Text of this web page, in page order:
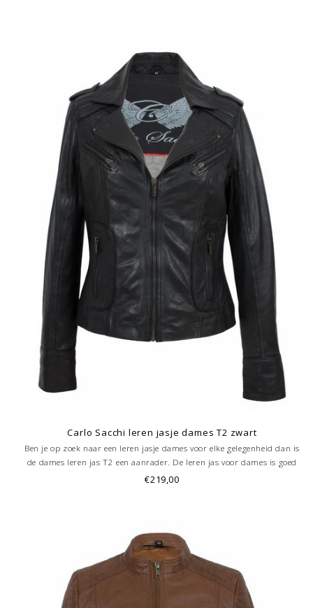
Carlo Sacchi leren jasje dames T2 zwart
Ben je op zoek naar een leren jasje dames voor elke gelegenheid dan is
de dames leren jas T2 een aanrader. De leren jas voor dames is goed
getailleerd en past zich mooi aan het figuur. Je kunt de mouwen
€219,00